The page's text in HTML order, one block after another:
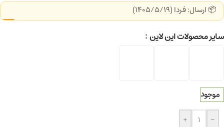
📦 ارسال: فردا (1405/5/19)
سایر محصولات این لاین
موجود
-
+